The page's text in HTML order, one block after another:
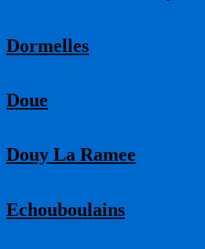
Dormelles
Doue
Douy La Ramee
Echouboulains